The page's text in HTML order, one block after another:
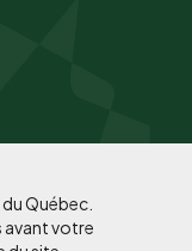
Québec.
avant votre